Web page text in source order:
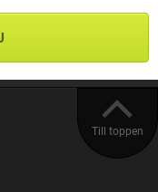
Till toppen